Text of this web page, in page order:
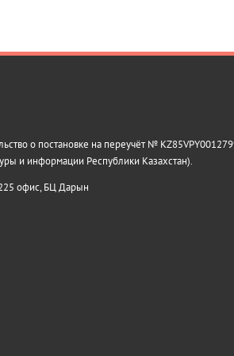
о постановке на переучёт №
и информации Республики Казахстан).
225 офис, БЦ Дарын